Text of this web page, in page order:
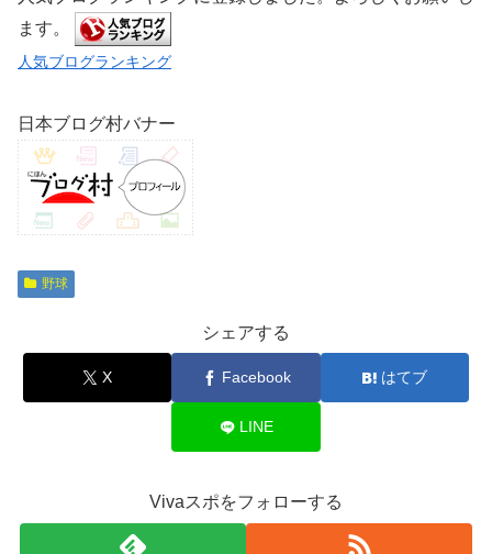
ます。
人気ブログランキング
日本ブログ村バナー
野球
シェアする
X Facebook はてブ
LINE
Vivaスポをフォローする